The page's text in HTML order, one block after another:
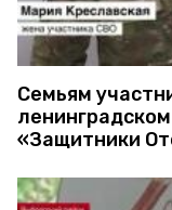
Семьям
«Защитники